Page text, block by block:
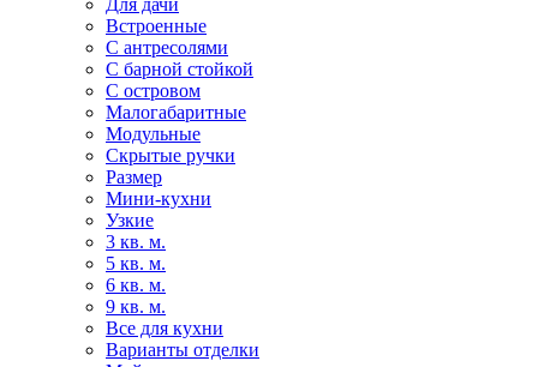
Для дачи
Встроенные
С антресолями
С барной стойкой
С островом
Малогабаритные
Модульные
Скрытые ручки
Размер
Мини-кухни
Узкие
3 кв. м.
5 кв. м.
6 кв. м.
9 кв. м.
Все для кухни
Варианты отделки